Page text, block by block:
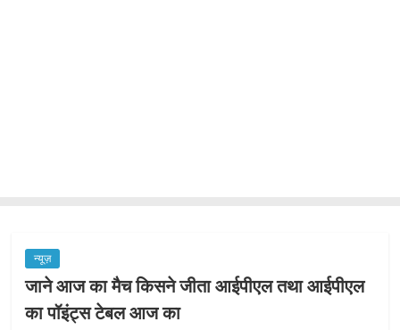
न्यूज़
जाने आज का मैच किसने जीता आईपीएल तथा आईपीएल
का पॉइंट्स टेबल आज का